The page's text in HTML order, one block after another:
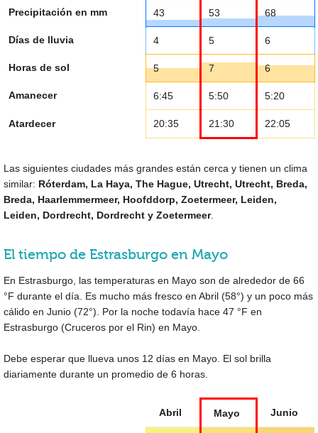
Precipitación en mm 43 53 68
Días de lluvia 4 5 6
Horas de sol 5 7 6
Amanecer 6:45 5:50 5:20
Atardecer 20:35 21:30 22:05
Las siguientes ciudades más grandes están cerca y tienen un clima
similar: Róterdam, La Haya, The Hague, Utrecht, Utrecht, Breda,
Breda, Haarlemmermeer, Hoofddorp, Zoetermeer, Leiden,
Leiden, Dordrecht, Dordrecht y Zoetermeer.
El tiempo de Estrasburgo en Mayo
En Estrasburgo, las temperaturas en Mayo son de alrededor de 66
°F durante el día. Es mucho más fresco en Abril (58°) y un poco más
cálido en Junio (72°). Por la noche todavía hace 47 °F en
Estrasburgo (Cruceros por el Rin) en Mayo.
Debe esperar que llueva unos 12 días en Mayo. El sol brilla
diariamente durante un promedio de 6 horas.
Abril Mayo Junio